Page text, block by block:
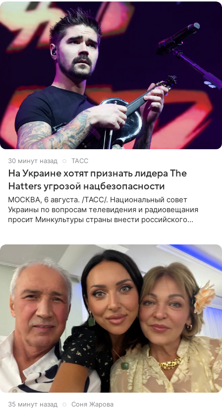
30 минут назад ТАСС
На Украине хотят признать лидера The
Hatters угрозой нацбезопасности
МОСКВА, 6 августа. /ТАСС/. Национальный совет
Украины по вопросам телевидения и радиовещания
просит Минкультуры страны внести российского
35 минут назад Соня Жарова